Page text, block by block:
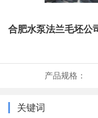
合肥水泵法兰毛坯公
产品规格：
关键词